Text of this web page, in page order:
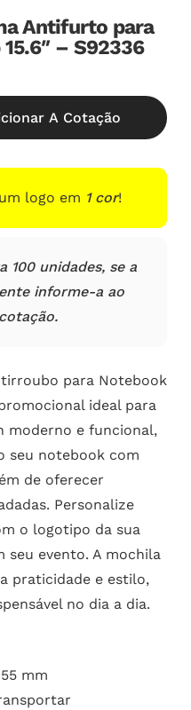
Antifurto para
– S92336
A Cotação
logo em 1 cor!
100 unidades, se a
informe-a ao
para Notebook
ideal para
moderno e funcional,
seu notebook com
de oferecer
Personalize
o logotipo da sua
seu evento. A mochila
praticidade e estilo,
no dia a dia.
mm